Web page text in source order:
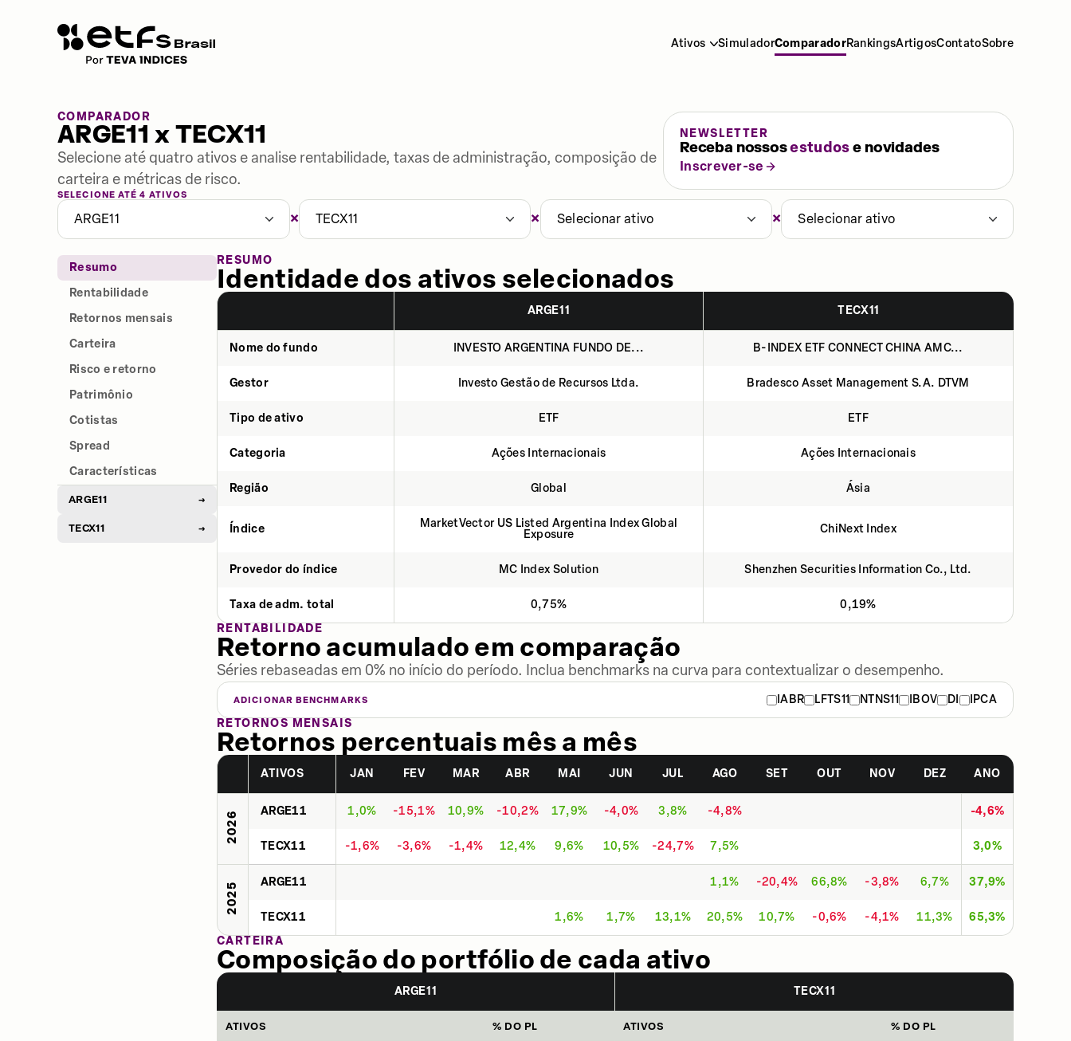
Ativos SimuladorComparadorRankingsArtigosContatoSobre
COMPARADOR
ARGE11 x TECX11
Selecione até quatro ativos e analise rentabilidade, taxas de administração, composição de
carteira e métricas de risco.
NEWSLETTER
Receba nossosestudose novidades
Inscrever-se
SELECIONE ATÉ 4 ATIVOS
ARGE11 × TECX11 × Selecionar ativo × Selecionar ativo
Resumo
Rentabilidade
Retornos mensais
Carteira
Risco e retorno
Patrimônio
Cotistas
Spread
Características
ARGE11 →
TECX11 →
RESUMO
Identidade dos ativos selecionados
ARGE11 TECX11
Nome do fundo INVESTO ARGENTINA FUNDO DE... B-INDEX ETF CONNECT CHINA AMC...
Gestor Investo Gestão de Recursos Ltda. Bradesco Asset Management S.A. DTVM
Tipo de ativo ETF ETF
Categoria Ações Internacionais Ações Internacionais
Região Global Ásia
Índice
MarketVector US Listed Argentina Index Global
Exposure
ChiNext Index
Provedor do índice MC Index Solution Shenzhen Securities Information Co., Ltd.
Taxa de adm. total 0,75%
0,19%
RENTABILIDADE
Retorno acumulado em comparação
Séries rebaseadas em 0% no início do período. Inclua benchmarks na curva para contextualizar o desempenho.
ADICIONAR BENCHMARKS IABR LFTS11 NTNS11 IBOV DI
IPCA
RETORNOS MENSAIS
Retornos percentuais mês a mês
ATIVOS JAN FEV MAR ABR MAI JUN JUL AGO SET OUT NOV DEZ ANO
2026 ARGE11 1,0% -15,1% 10,9% -10,2% 17,9% -4,0% 3,8% -4,8% -4,6%
TECX11 -1,6% -3,6% -1,4% 12,4% 9,6% 10,5% -24,7% 7,5% 3,0%
2025 ARGE11 1,1% -20,4% 66,8% -3,8% 6,7% 37,9%
TECX11 1,6% 1,7% 13,1% 20,5% 10,7% -0,6% -4,1% 11,3%
65,3%
CARTEIRA
Composição do portfólio de cada ativo
ARGE11 TECX11
ATIVOS % DO PL ATIVOS % DO PL